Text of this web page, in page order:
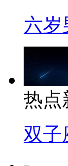
六岁
热点
双子